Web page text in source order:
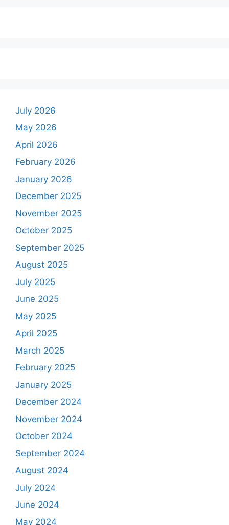
July 2026
May 2026
April 2026
February 2026
January 2026
December 2025
November 2025
October 2025
September 2025
August 2025
July 2025
June 2025
May 2025
April 2025
March 2025
February 2025
January 2025
December 2024
November 2024
October 2024
September 2024
August 2024
July 2024
June 2024
May 2024